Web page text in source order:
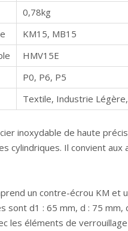
0,78kg
KM15, MB15
HMV15E
P0, P6, P5
Textile, Industrie
inoxydable de haute
cylindriques. Il convient
un contre-écrou KM
sont d1 : 65 mm, d : 75
les éléments de